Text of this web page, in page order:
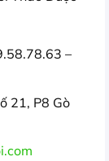
–
21, P8 Gò